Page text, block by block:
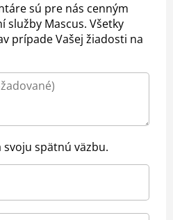
sú pre nás cenným
Mascus. Všetky
prípade Vašej žiadosti na
spätnú väzbu.